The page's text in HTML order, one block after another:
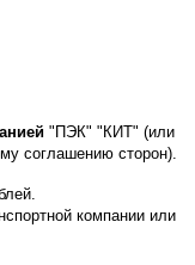
"ПЭК" "КИТ" (или
соглашению сторон).
компании или